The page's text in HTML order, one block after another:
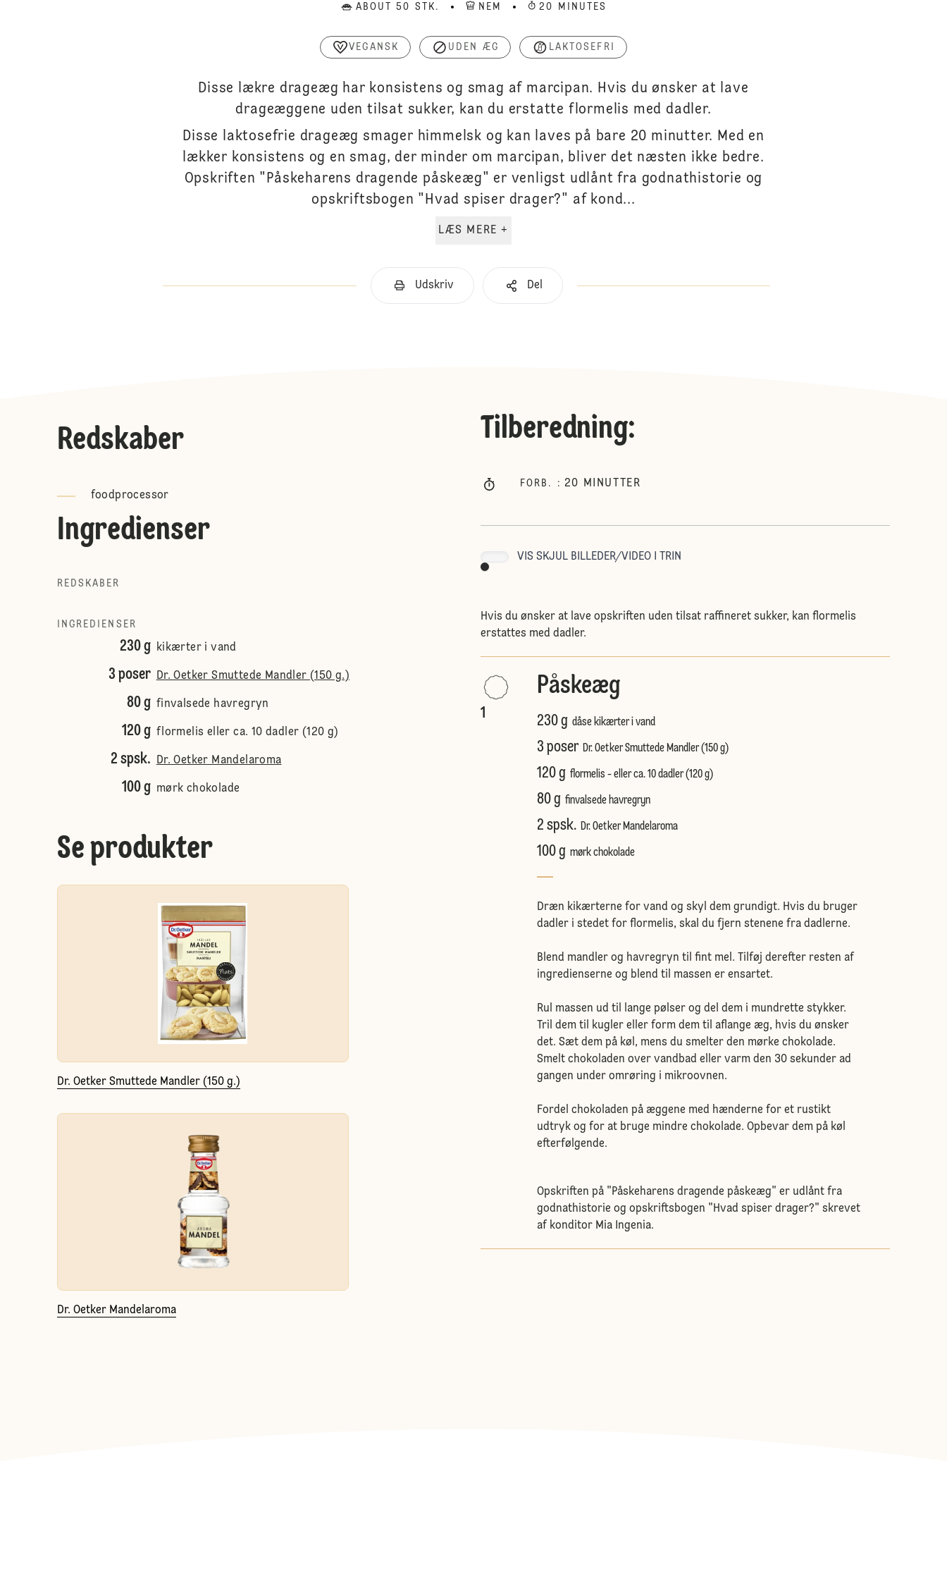
ABOUT 50 STK. NEM 20 MINUTES
VEGANSK UDEN ÆG LAKTOSEFRI
Disse lækre drageæg har konsistens og smag af marcipan. Hvis du ønsker at lave
drageæggene uden tilsat sukker, kan du erstatte flormelis med dadler.
Disse laktosefrie drageæg smager himmelsk og kan laves på bare 20 minutter. Med en
lækker konsistens og en smag, der minder om marcipan, bliver det næsten ikke bedre.
Opskriften "Påskeharens dragende påskeæg" er venligst udlånt fra godnathistorie og
opskriftsbogen "Hvad spiser drager?" af kond...
LÆS MERE +
Udskriv Del
Redskaber
foodprocessor
Ingredienser
REDSKABER
INGREDIENSER
230 g kikærter i vand
3 poser Dr. Oetker Smuttede Mandler (150 g.)
80 g finvalsede havregryn
120 g flormelis eller ca. 10 dadler (120 g)
2 spsk. Dr. Oetker Mandelaroma
100 g mørk chokolade
Se produkter
Dr. Oetker Smuttede Mandler (150 g.)
Dr. Oetker Mandelaroma
Tilberedning:
FORB. : 20 MINUTTER
VIS SKJUL BILLEDER/VIDEO I TRIN
Hvis du ønsker at lave opskriften uden tilsat raffineret sukker, kan flormelis
erstattes med dadler.
1
Påskeæg
230 g dåse kikærter i vand
3 poser Dr. Oetker Smuttede Mandler (150 g)
120 g flormelis - eller ca. 10 dadler (120 g)
80 g finvalsede havregryn
2 spsk. Dr. Oetker Mandelaroma
100 g mørk chokolade
Dræn kikærterne for vand og skyl dem grundigt. Hvis du bruger
dadler i stedet for flormelis, skal du fjern stenene fra dadlerne.
Blend mandler og havregryn til fint mel. Tilføj derefter resten af
ingredienserne og blend til massen er ensartet.
Rul massen ud til lange pølser og del dem i mundrette stykker.
Tril dem til kugler eller form dem til aflange æg, hvis du ønsker
det. Sæt dem på køl, mens du smelter den mørke chokolade.
Smelt chokoladen over vandbad eller varm den 30 sekunder ad
gangen under omrøring i mikroovnen.
Fordel chokoladen på æggene med hænderne for et rustikt
udtryk og for at bruge mindre chokolade. Opbevar dem på køl
efterfølgende.
Opskriften på "Påskeharens dragende påskeæg" er udlånt fra
godnathistorie og opskriftsbogen "Hvad spiser drager?" skrevet
af konditor Mia Ingenia.